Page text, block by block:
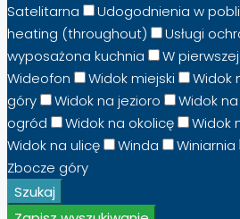
Satelitarna
Udogodnienia w
heating (throughout)
Usługi
wyposażona kuchnia
W
Wideofon
Widok miejski Widok
góry
Widok na jezioro Widok
ogród
Widok na okolicę
Widok
Widok na ulicę
Winda Winiarnia
Zbocze góry
Szukaj